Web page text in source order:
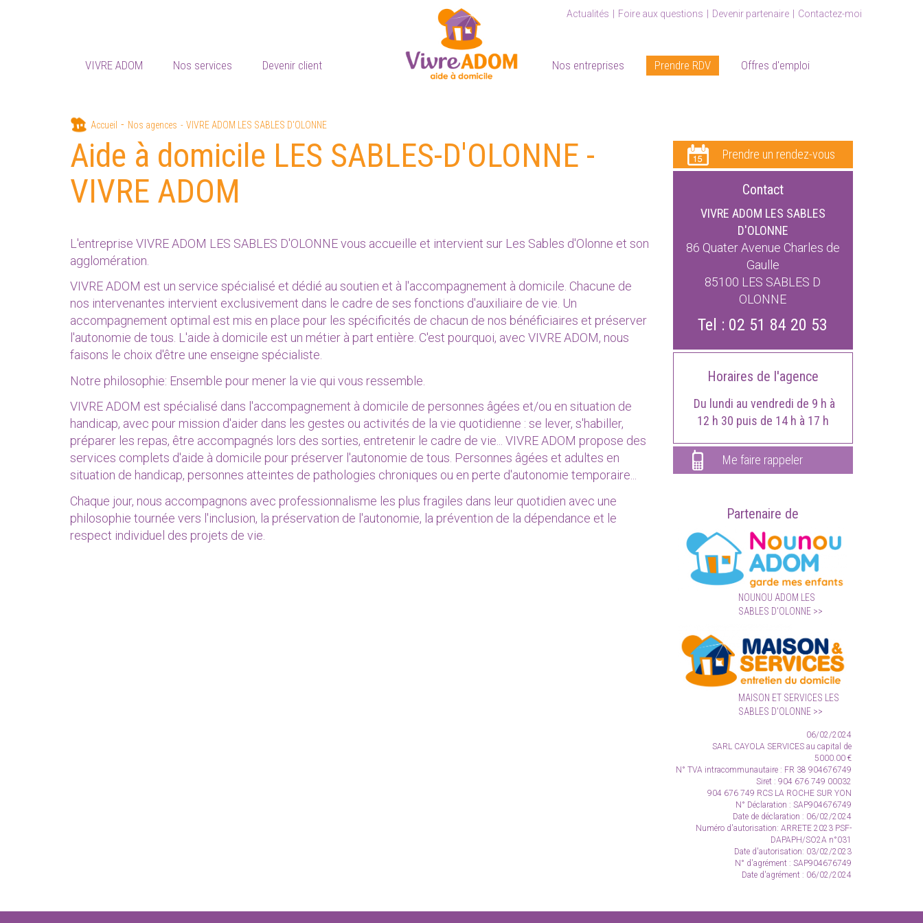
Nos entreprises Prendre RDV Offres d'emploi
VIVRE ADOM Nos services Devenir client
Actualités Foire aux questions Devenir partenaire Contactez-moi
Accueil Nos agences VIVRE ADOM LES SABLES D'OLONNE
Aide à domicile LES SABLES-D'OLONNE -
VIVRE ADOM
L'entreprise VIVRE ADOM LES SABLES D'OLONNE vous accueille et intervient sur Les Sables d'Olonne et son
agglomération.
VIVRE ADOM est un service spécialisé et dédié au soutien et à l'accompagnement à domicile. Chacune de
nos intervenantes intervient exclusivement dans le cadre de ses fonctions d'auxiliaire de vie. Un
accompagnement optimal est mis en place pour les spécificités de chacun de nos bénéficiaires et préserver
l'autonomie de tous. L'aide à domicile est un métier à part entière. C'est pourquoi, avec VIVRE ADOM, nous
faisons le choix d'être une enseigne spécialiste.
Notre philosophie: Ensemble pour mener la vie qui vous ressemble.
VIVRE ADOM est spécialisé dans l'accompagnement à domicile de personnes âgées et/ou en situation de
handicap, avec pour mission d'aider dans les gestes ou activités de la vie quotidienne : se lever, s'habiller,
préparer les repas, être accompagnés lors des sorties, entretenir le cadre de vie... VIVRE ADOM propose des
services complets d'aide à domicile pour préserver l'autonomie de tous. Personnes âgées et adultes en
situation de handicap, personnes atteintes de pathologies chroniques ou en perte d'autonomie temporaire...
Chaque jour, nous accompagnons avec professionnalisme les plus fragiles dans leur quotidien avec une
philosophie tournée vers l'inclusion, la préservation de l'autonomie, la prévention de la dépendance et le
respect individuel des projets de vie.
Prendre un rendez-vous
Contact
VIVRE ADOM LES SABLES
D'OLONNE
86 Quater Avenue Charles de
Gaulle
85100 LES SABLES D
OLONNE
Tel : 02 51 84 20 53
Horaires de l'agence
Du lundi au vendredi de 9 h à
12 h 30 puis de 14 h à 17 h
Me faire rappeler
Partenaire de
NOUNOU ADOM LES
SABLES D'OLONNE
MAISON ET SERVICES LES
SABLES D'OLONNE
06/02/2024
SARL CAYOLA SERVICES au capital de
5000.00 €
N° TVA intracommunautaire : FR 38 904676749
Siret : 904 676 749 00032
904 676 749 RCS LA ROCHE SUR YON
N° Déclaration : SAP904676749
Date de déclaration : 06/02/2024
Numéro d'autorisation: ARRETE 2023 PSF-
DAPAPH/SO2A n°031
Date d'autorisation: 03/02/2023
N° d'agrément : SAP904676749
Date d'agrément : 06/02/2024